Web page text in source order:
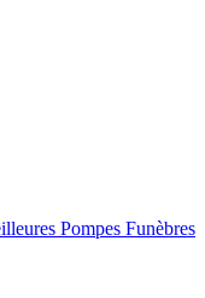
Pompes Funèbres